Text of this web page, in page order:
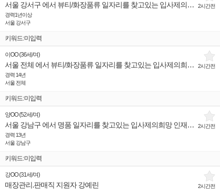
2시간전
서울 강서구 에서 뷰티/화장품류 일자리를 찾고있는 입사제의희망 인재입니다.
경력1년이상
서울 강서구
키워드:미입력
2시간전
이OO(36세 /여)
서울 전체 에서 뷰티/화장품류 일자리를 찾고있는 입사제의희망 인재입니다.
경력 14년
서울 전체
키워드:미입력
2시간전
양OO(52세 /여)
서울 강남구 에서 명품 일자리를 찾고있는 입사제의희망 인재입니다.
경력 13년
서울 강남구
키워드:미입력
2시간전
강OO(31세 /여)
매장관리.판매직 지원자 강예린